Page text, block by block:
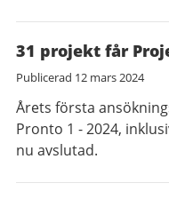
31 projekt får
Publicerad 12 mars 2024
Årets första
Pronto 1 - 2024,
nu avslutad.